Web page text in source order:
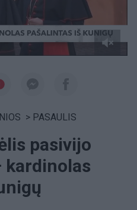
> PASAULIS
pasivijo
kardinolas